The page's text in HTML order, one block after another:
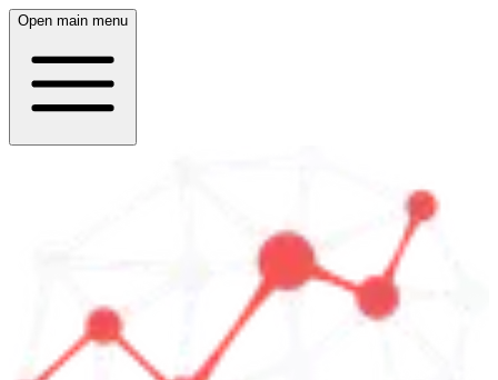
Open main menu